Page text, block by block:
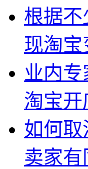
根据
现淘宝
业内
淘宝开
如何
卖家有